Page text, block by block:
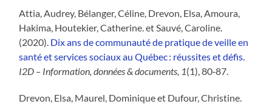
Attia, Audrey, Bélanger, Céline, Drevon, Elsa, Amoura,
Hakima, Houtekier, Catherine. et Sauvé, Caroline.
(2020). Dix ans de communauté de pratique de veille en
santé et services sociaux au Québec : réussites et défis.
I2D – Information, données & documents, 1(1), 80‑87.
Drevon, Elsa, Maurel, Dominique et Dufour, Christine.